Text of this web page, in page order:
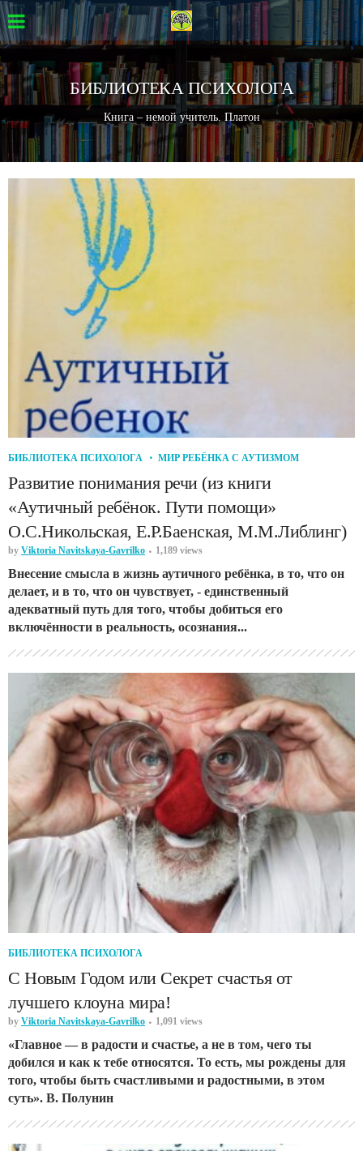
БИБЛИОТЕКА ПСИХОЛОГА
Книга – немой учитель. Платон
БИБЛИОТЕКА ПСИХОЛОГА МИР РЕБЁНКА С АУТИЗМОМ
Развитие понимания речи (из книги
«Аутичный ребёнок. Пути помощи»
О.С.Никольская, Е.Р.Баенская, М.М.Либлинг)
by Viktoria Navitskaya-Gavrilko 1,189 views
Внесение смысла в жизнь аутичного ребёнка, в то, что он
делает, и в то, что он чувствует, - единственный
адекватный путь для того, чтобы добиться его
включённости в реальность, осознания...
БИБЛИОТЕКА ПСИХОЛОГА
С Новым Годом или Секрет счастья от
лучшего клоуна мира!
by Viktoria Navitskaya-Gavrilko 1,091 views
«Главное — в радости и счастье, а не в том, чего ты
добился и как к тебе относятся. То есть, мы рождены для
того, чтобы быть счастливыми и радостными, в этом
суть». В. Полунин